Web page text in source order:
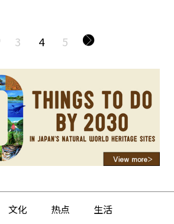
3 4 5
文化 热点 生活